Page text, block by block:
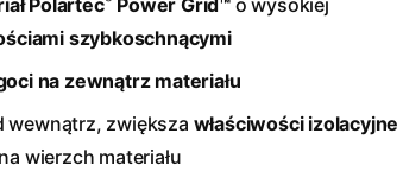
Polartec Power Grid™ o wysokiej
szybkoschnącymi
na zewnątrz materiału
wewnątrz, zwiększa właściwości izolacyjne
wierzch materiału